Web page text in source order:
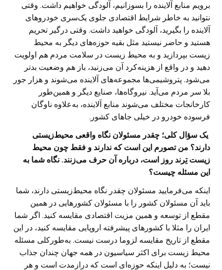
برویم منابع آلاینده‌ را بسوزانیم، آلودگی خواهیم داشت. وقتی
نتوانید به خاطر شرایط اقتصادی جلوی یک‌سری خودروهای
آلاینده را بگیرید‌، آلودگی خواهید داشت. وقتی درگیر تحریم
هستید و حاضر نیستید مثل بقیه حوزه‌های دیگر به محیط
زیست بپردازید و به محیط زیست در سلامت مردم هم اولویت
دهید و در واقع از هزینه‌کرد آن می‌زنید، باز هم وضعیت بدتر
می‌شود. پتروشیمی‌ها مجموعه‌های آلاینده می‌شوند و هزار جور
بلا سر مردم می‌آید. نیروگاه‌ها، صنایع دیگر و همین‌طور
کارخانجات مختلف می‌شوند منابع آلاینده، به‌علاوه ناوگان
فرسوده خودرو در خیلی جاهای کشور.
‌ یک سؤال کلی؛ چقدر مسئولان نگاه واقعی محیط‌زیستی
دارند؟ من تصورم این است که ندارند و فقط چون محیط
‌زیست تِرند روز است،‌ درباره آن حرف می‌زنند. نگاه شما به
این مسئله چیست؟
اینکه می‌فرمایید مسئولان چقدر نگاه محیط‌زیستی دارند، شما
باید آن مسئولان کشور را با مسئولان کشورهایی در همین
مقطع از توسعه و همین مزیت اقتصادی مقایسه کنید. اگر شما
ایران را مثلا با کشورهای پیشرفته اروپایی مقایسه کنید، در این
مقطع از تاریخ مقایسه لزوما درست نیست. به‌طور‌کلی مسئله
محیط زیست برای اکثر سیاسیون در همه جهان چندان جذاب
نیست؛ به دلیل اینکه حوزه‌ای است که درازمدت است و هر